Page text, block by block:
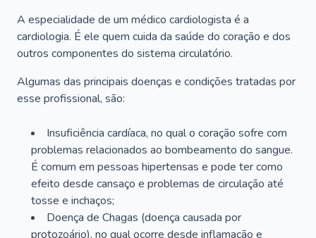
A especialidade de um médico cardiologista é a
cardiologia. É ele quem cuida da saúde do coração e dos
outros componentes do sistema circulatório.
Algumas das principais doenças e condições tratadas por
esse profissional, são:
Insuficiência cardíaca, no qual o coração sofre com
problemas relacionados ao bombeamento do sangue.
É comum em pessoas hipertensas e pode ter como
efeito desde cansaço e problemas de circulação até
tosse e inchaços;
Doença de Chagas (doença causada por
protozoário), no qual ocorre desde inflamação e